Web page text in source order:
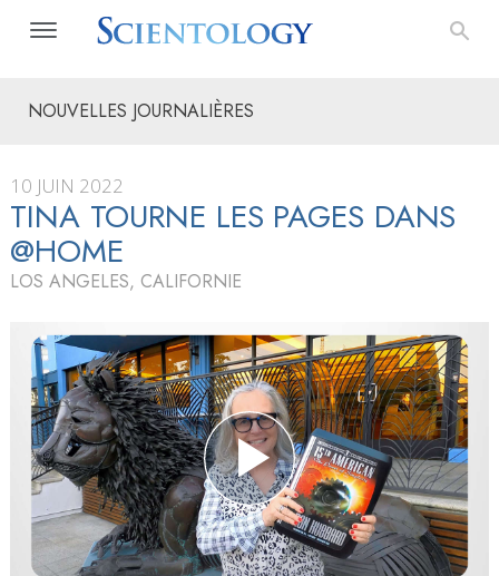
NOUVELLES JOURNALIÈRES
10 JUIN 2022
TINA TOURNE LES PAGES DANS
@HOME
LOS ANGELES, CALIFORNIE